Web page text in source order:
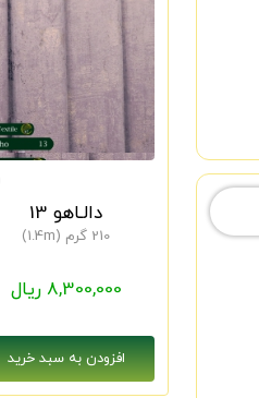
دالـاهو 13
210 گرم (1.4m)
8,300,000 ریال